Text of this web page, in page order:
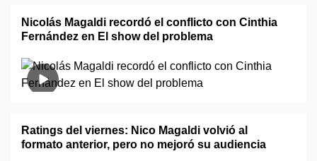
Nicolás Magaldi recordó el conflicto con Cinthia
Fernández en El show del problema
Ratings del viernes: Nico Magaldi volvió al
formato anterior, pero no mejoró su audiencia